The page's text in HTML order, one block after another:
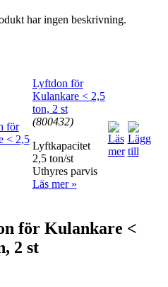
har ingen beskrivning.
Lyftdon för
Kulankare < 2,5
ton, 2 st
(800432)
Lyftkapacitet
2,5 ton/st
Uthyres parvis
Läs mer »
för Kulankare <
2 st